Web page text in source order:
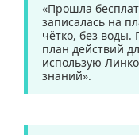
«Прошла
записалась на
чётко, без
план действий
использую
знаний».